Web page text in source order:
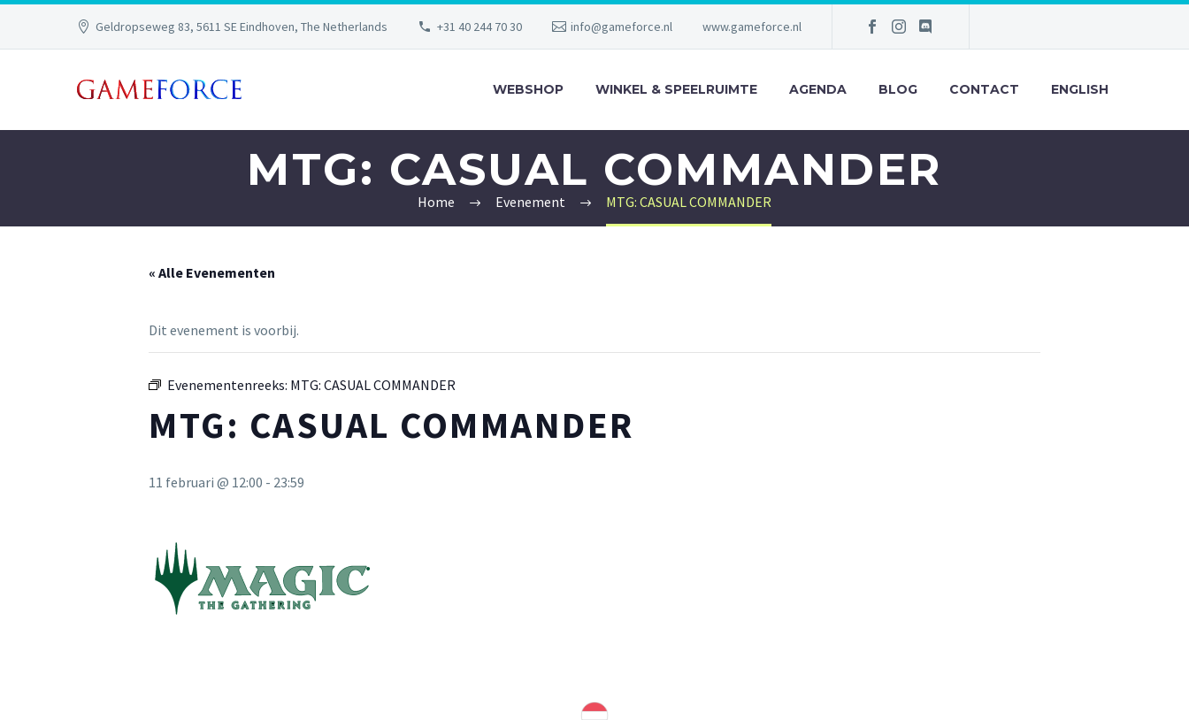
Geldropseweg 83, 5611 SE Eindhoven, The Netherlands +31 40 244 70 30 info@gameforce.nl www.gameforce.nl
WEBSHOP WINKEL & SPEELRUIMTE AGENDA BLOG CONTACT ENGLISH
MTG: CASUAL COMMANDER
Home Evenement MTG: CASUAL COMMANDER
« Alle Evenementen
Dit evenement is voorbij.
Evenementenreeks: MTG: CASUAL COMMANDER
MTG: CASUAL COMMANDER
11 februari @ 12:00 - 23:59